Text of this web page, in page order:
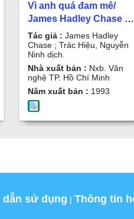
Vì anh quá đam mê/
James Hadley Chase ;
Trác Hiệu, Nguyễn Ninh
dịch. T.1
Tác giả : James Hadley
Chase ; Trác Hiệu, Nguyễn
Ninh dịch.
Nhà xuất bản : Nxb. Văn
nghệ TP. Hồ Chí Minh
Năm xuất bản : 1993
sử dụng | Thông tin